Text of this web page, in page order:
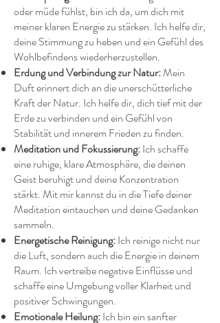
oder müde fühlst, bin ich da, um dich mit
meiner klaren Energie zu stärken. Ich helfe dir,
deine Stimmung zu heben und ein Gefühl des
Wohlbefindens wiederherzustellen.
Erdung und Verbindung zur Natur:Mein
Duft erinnert dich an die unerschütterliche
Kraft der Natur. Ich helfe dir, dich tief mit der
Erde zu verbinden und ein Gefühl von
Stabilität und innerem Frieden zu finden.
Meditation und Fokussierung:Ich schaffe
eine ruhige, klare Atmosphäre, die deinen
Geist beruhigt und deine Konzentration
stärkt. Mit mir kannst du in die Tiefe deiner
Meditation eintauchen und deine Gedanken
sammeln.
Energetische Reinigung:Ich reinige nicht nur
die Luft, sondern auch die Energie in deinem
Raum. Ich vertreibe negative Einflüsse und
schaffe eine Umgebung voller Klarheit und
positiver Schwingungen.
Emotionale Heilung:Ich bin ein sanfter